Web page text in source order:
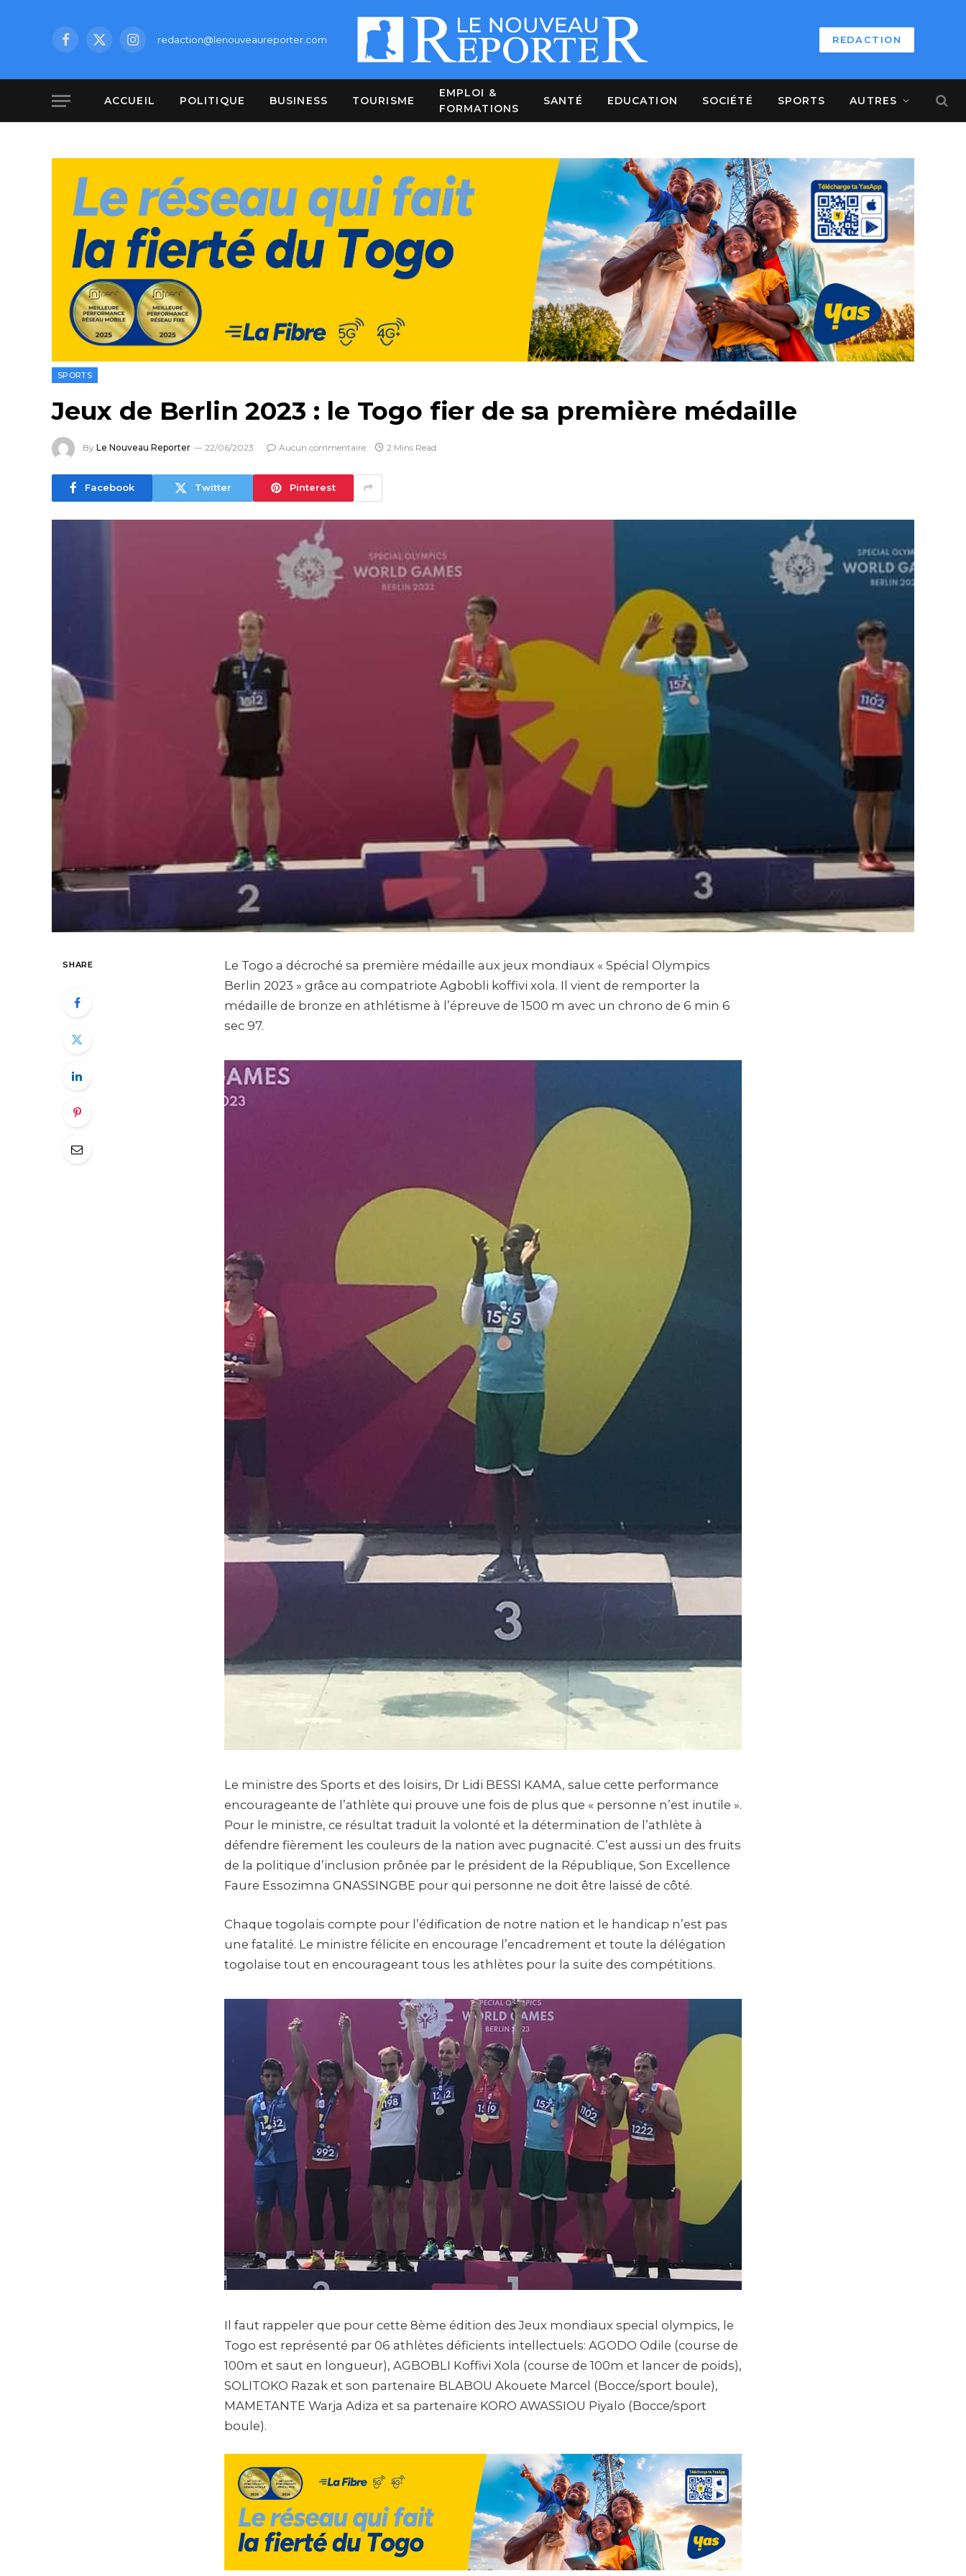
Facebook
X
Instagramredaction@lenouveaureporter.com REDACTION
ACCUEIL POLITIQUE BUSINESS TOURISME
EMPLOI &
FORMATIONS
SANTÉ EDUCATION SOCIÉTÉ SPORTS AUTRES
SPORTS
Jeux de Berlin 2023 : le Togo fier de sa première médaille
By Le Nouveau Reporter 22/06/2023 Aucun commentaire 2 Mins Read
Facebook Twitter Pinterest
SHARE
Le Togo a décroché sa première médaille aux jeux mondiaux « Spécial Olympics
Berlin 2023 » grâce au compatriote Agbobli koffivi xola. Il vient de remporter la
médaille de bronze en athlétisme à l’épreuve de 1500 m avec un chrono de 6 min 6
sec 97.
Le ministre des Sports et des loisirs, Dr Lidi BESSI KAMA, salue cette performance
encourageante de l’athlète qui prouve une fois de plus que « personne n’est inutile ».
Pour le ministre, ce résultat traduit la volonté et la détermination de l’athlète à
défendre fièrement les couleurs de la nation avec pugnacité. C’est aussi un des fruits
de la politique d’inclusion prônée par le président de la République, Son Excellence
Faure Essozimna GNASSINGBE pour qui personne ne doit être laissé de côté.
Chaque togolais compte pour l’édification de notre nation et le handicap n’est pas
une fatalité. Le ministre félicite en encourage l’encadrement et toute la délégation
togolaise tout en encourageant tous les athlètes pour la suite des compétitions.
Il faut rappeler que pour cette 8ème édition des Jeux mondiaux special olympics, le
Togo est représenté par 06 athlètes déficients intellectuels: AGODO Odile (course de
100m et saut en longueur), AGBOBLI Koffivi Xola (course de 100m et lancer de poids),
SOLITOKO Razak et son partenaire BLABOU Akouete Marcel (Bocce/sport boule),
MAMETANTE Warja Adiza et sa partenaire KORO AWASSIOU Piyalo (Bocce/sport
boule).